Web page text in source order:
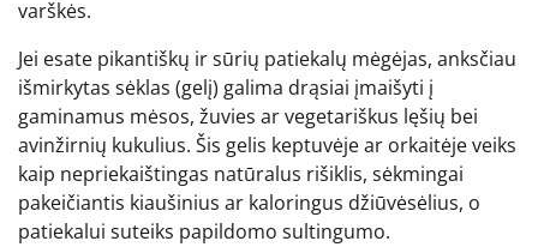
varškės.
Jei esate pikantiškų ir sūrių patiekalų mėgėjas, anksčiau
išmirkytas sėklas (gelį) galima drąsiai įmaišyti į
gaminamus mėsos, žuvies ar vegetariškus lęšių bei
avinžirnių kukulius. Šis gelis keptuvėje ar orkaitėje veiks
kaip nepriekaištingas natūralus rišiklis, sėkmingai
pakeičiantis kiaušinius ar kaloringus džiūvėsėlius, o
patiekalui suteiks papildomo sultingumo.